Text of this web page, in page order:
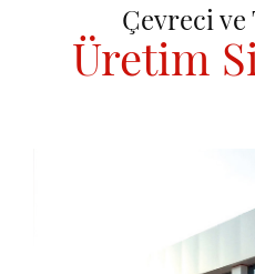
Çevreci
Üretim